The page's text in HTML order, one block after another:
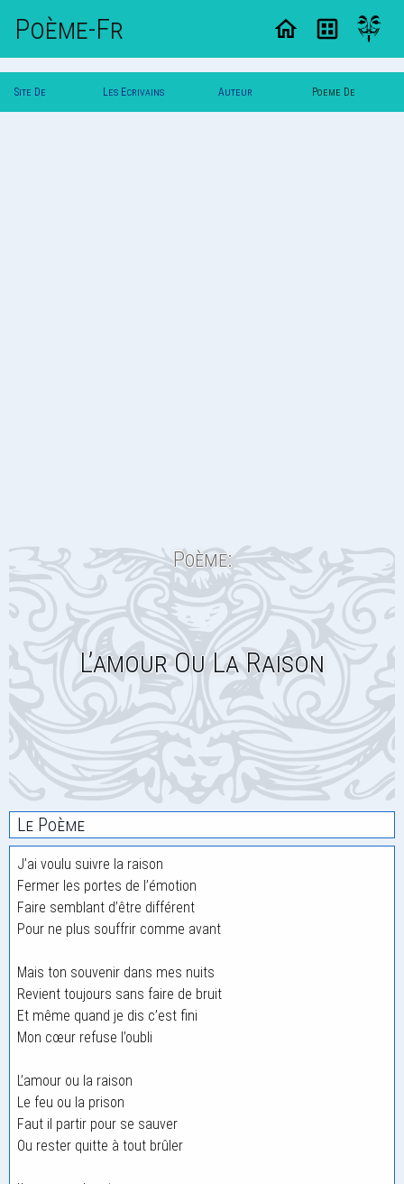
Poème-Fr
Site De Les Ecrivains Auteur Poeme De
Poème:
L’amour Ou La Raison
Le Poème
J’ai voulu suivre la raison
Fermer les portes de l’émotion
Faire semblant d’être différent
Pour ne plus souffrir comme avant
Mais ton souvenir dans mes nuits
Revient toujours sans faire de bruit
Et même quand je dis c’est fini
Mon cœur refuse l’oubli
L’amour ou la raison
Le feu ou la prison
Faut il partir pour se sauver
Ou rester quitte à tout brûler